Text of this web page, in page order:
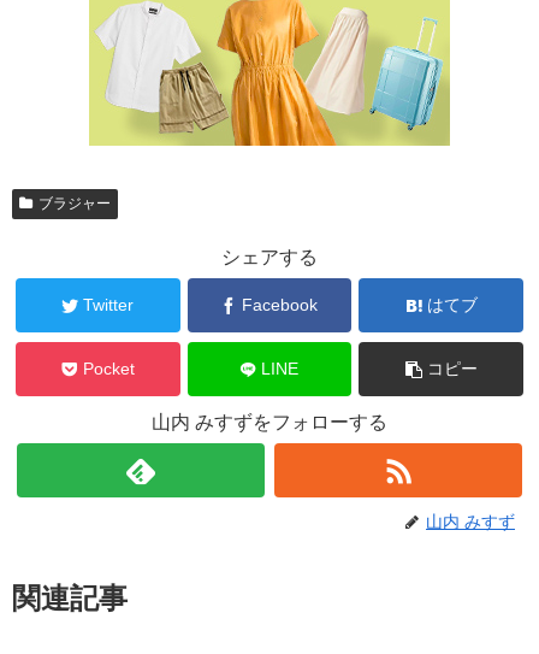
ブラジャー
シェアする
Twitter Facebook はてブ
Pocket LINE コピー
山内 みすずをフォローする
山内 みすず
関連記事